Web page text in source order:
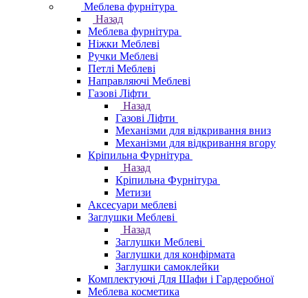
Меблева фурнітура
Назад
Меблева фурнітура
Ніжки Меблеві
Ручки Меблеві
Петлі Меблеві
Направляючі Меблеві
Газові Ліфти
Назад
Газові Ліфти
Механізми для відкривання вниз
Механізми для відкривання вгору
Кріпильна Фурнітура
Назад
Кріпильна Фурнітура
Метизи
Аксесуари меблеві
Заглушки Меблеві
Назад
Заглушки Меблеві
Заглушки для конфірмата
Заглушки самоклейки
Комплектуючі Для Шафи і Гардеробної
Меблева косметика